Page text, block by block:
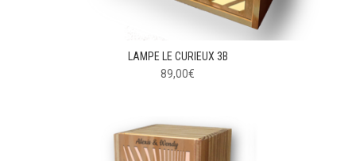
LAMPE LE CURIEUX 3B
89,00€